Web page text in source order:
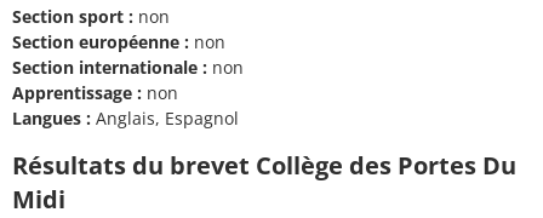
Section sport : non
Section européenne : non
Section internationale : non
Apprentissage : non
Langues : Anglais, Espagnol
Résultats du brevet Collège des Portes Du
Midi